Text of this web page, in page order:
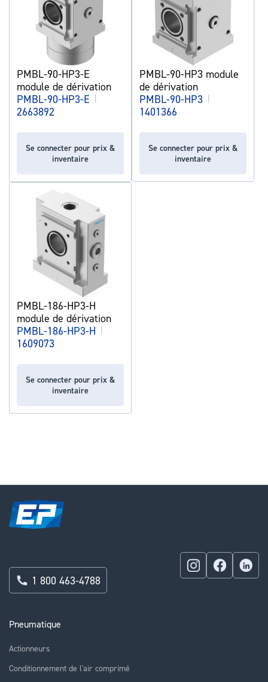
PMBL-90-HP3-E
module de dérivation
PMBL-90-HP3-E |
2663892
Se connecter pour prix &
inventaire
PMBL-90-HP3 module
de dérivation
PMBL-90-HP3 |
1401366
Se connecter pour prix &
inventaire
PMBL-186-HP3-H
module de dérivation
PMBL-186-HP3-H |
1609073
Se connecter pour prix &
inventaire
Pneumatique
Actionneurs
Conditionnement de l'air comprimé
1 800 463-4788